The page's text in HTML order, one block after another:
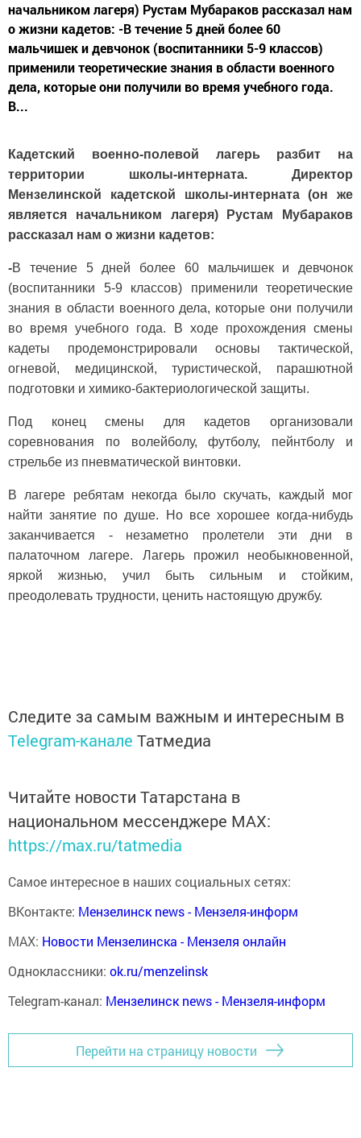
начальником лагеря) Рустам Мубараков рассказал нам
о жизни кадетов: -В течение 5 дней более 60
мальчишек и девчонок (воспитанники 5-9 классов)
применили теоретические знания в области военного
дела, которые они получили во время учебного года.
В...
Кадетский военно-полевой лагерь разбит на
территории школы-интерната. Директор
Мензелинской кадетской школы-интерната (он же
является начальником лагеря) Рустам Мубараков
рассказал нам о жизни кадетов:
-В течение 5 дней более 60 мальчишек и девчонок
(воспитанники 5-9 классов) применили теоретические
знания в области военного дела, которые они получили
во время учебного года. В ходе прохождения смены
кадеты продемонстрировали основы тактической,
огневой, медицинской, туристической, парашютной
подготовки и химико-бактериологической защиты.
Под конец смены для кадетов организовали
соревнования по волейболу, футболу, пейнтболу и
стрельбе из пневматической винтовки.
В лагере ребятам некогда было скучать, каждый мог
найти занятие по душе. Но все хорошее когда-нибудь
заканчивается - незаметно пролетели эти дни в
палаточном лагере. Лагерь прожил необыкновенной,
яркой жизнью, учил быть сильным и стойким,
преодолевать трудности, ценить настоящую дружбу.
Следите за самым важным и интересным в
Telegram-канале Татмедиа
Читайте новости Татарстана в
национальном мессенджере MАХ:
https://max.ru/tatmedia
Самое интересное в наших социальных сетях:
ВКонтакте: Мензелинск news - Мензеля-информ
MAX: Новости Мензелинска - Мензеля онлайн
Одноклассники: ok.ru/menzelinsk
Telegram-канал: Мензелинск news - Мензеля-информ
Перейти на страницу новости